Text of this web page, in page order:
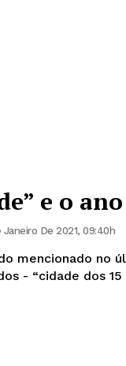
e o
Janeiro De 2021, 09:40h
mencionado no
- “cidade dos 15